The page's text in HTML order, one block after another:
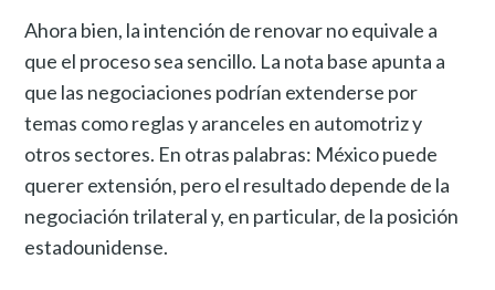
Ahora bien, la intención de renovar no equivale a
que el proceso sea sencillo. La nota base apunta a
que las negociaciones podrían extenderse por
temas como reglas y aranceles en automotriz y
otros sectores. En otras palabras: México puede
querer extensión, pero el resultado depende de la
negociación trilateral y, en particular, de la posición
estadounidense.